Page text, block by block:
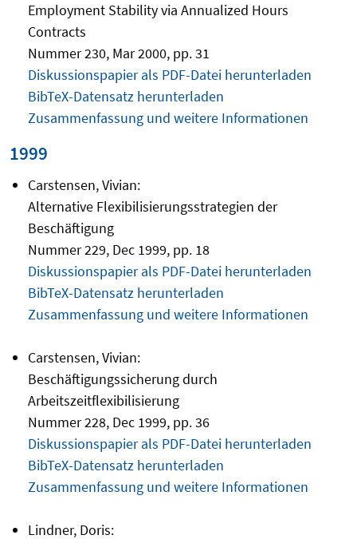
Employment Stability via Annualized Hours
Contracts
Nummer 230, Mar 2000, pp. 31
Diskussionspapier als PDF-Datei herunterladen
BibTeX-Datensatz herunterladen
Zusammenfassung und weitere Informationen
1999
Carstensen, Vivian:
Alternative Flexibilisierungsstrategien der
Beschäftigung
Nummer 229, Dec 1999, pp. 18
Diskussionspapier als PDF-Datei herunterladen
BibTeX-Datensatz herunterladen
Zusammenfassung und weitere Informationen
Carstensen, Vivian:
Beschäftigungssicherung durch
Arbeitszeitflexibilisierung
Nummer 228, Dec 1999, pp. 36
Diskussionspapier als PDF-Datei herunterladen
BibTeX-Datensatz herunterladen
Zusammenfassung und weitere Informationen
Lindner, Doris: